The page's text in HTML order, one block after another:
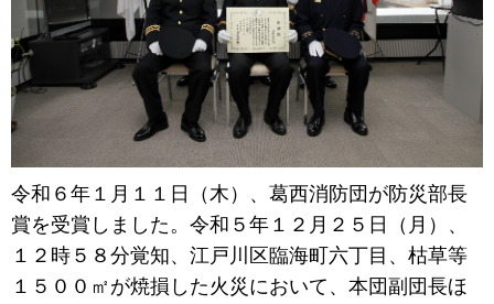
令和６年１月１１日（木）、葛西消防団が防災部長
賞を受賞しました。令和５年１２月２５日（月）、
１２時５８分覚知、江戸川区臨海町六丁目、枯草等
１５００㎡が焼損した火災において、本団副団長ほ